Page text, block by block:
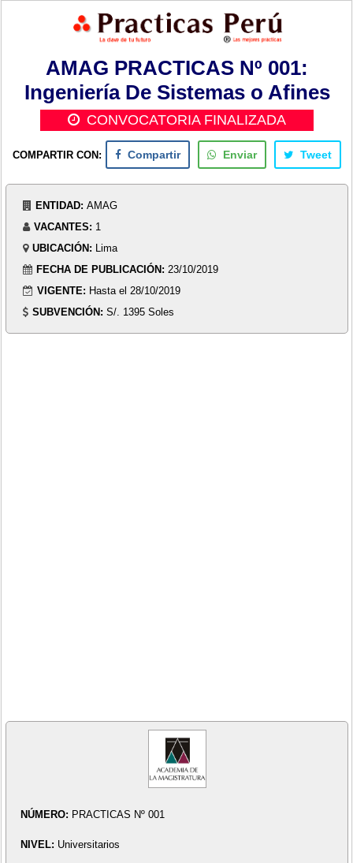
AMAG PRACTICAS Nº 001:
Ingeniería De Sistemas o Afines
CONVOCATORIA FINALIZADA
COMPARTIR CON: Compartir Enviar Tweet
ENTIDAD: AMAG
VACANTES: 1
UBICACIÓN:
Lima
FECHA DE PUBLICACIÓN: 23/10/2019
VIGENTE: Hasta el 28/10/2019
SUBVENCIÓN: S/. 1395 Soles
NÚMERO: PRACTICAS Nº 001
NIVEL: Universitarios